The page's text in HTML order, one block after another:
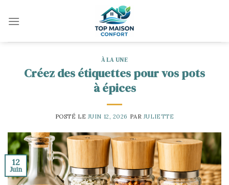
À LA UNE
Créez des étiquettes pour vos pots
à épices
POSTÉ LE JUIN 12, 2026 PAR JULIETTE
12
Juin